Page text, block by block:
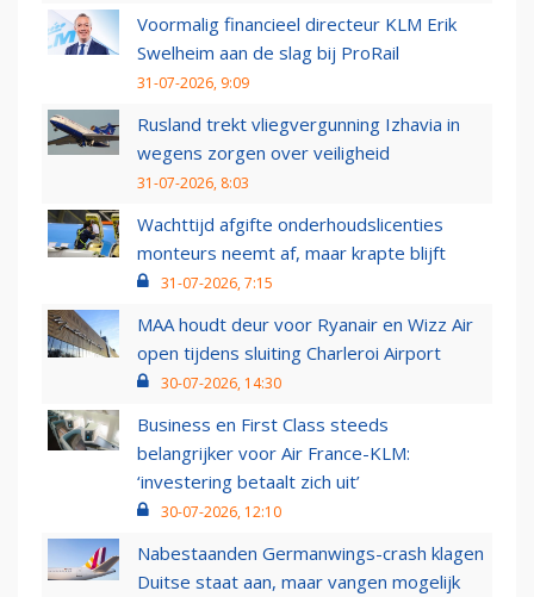
Voormalig financieel directeur KLM Erik
Swelheim aan de slag bij ProRail
31-07-2026, 9:09
Rusland trekt vliegvergunning Izhavia in
wegens zorgen over veiligheid
31-07-2026, 8:03
Wachttijd afgifte onderhoudslicenties
monteurs neemt af, maar krapte blijft
31-07-2026, 7:15
MAA houdt deur voor Ryanair en Wizz Air
open tijdens sluiting Charleroi Airport
30-07-2026, 14:30
Business en First Class steeds
belangrijker voor Air France-KLM:
‘investering betaalt zich uit’
30-07-2026, 12:10
Nabestaanden Germanwings-crash klagen
Duitse staat aan, maar vangen mogelijk